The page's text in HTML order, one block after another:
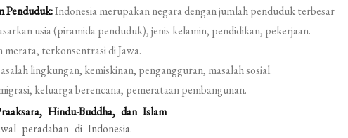
Penduduk:Indonesia merupakan negara dengan jumlah penduduk terbesar
usia (piramida penduduk), jenis kelamin, pendidikan, pekerjaan.
merata, terkonsentrasi di Jawa.
lingkungan, kemiskinan, pengangguran, masalah sosial.
keluarga berencana, pemerataan pembangunan.
Hindu-Buddha, dan Islam
peradaban di Indonesia.